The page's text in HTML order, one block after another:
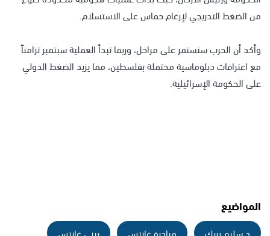
من الضغط التدريجي لإرغام حماس على الاستسلام.
وأكد أن الحرب ستستمر على مراحل، وربما تبدأ العملية سبتمبر تزامناً
مع اعترافات دبلوماسية محتملة بفلسطين، مما يزيد الضغط الدولي
على الحكومة الإسرائيلية.
المواضيع